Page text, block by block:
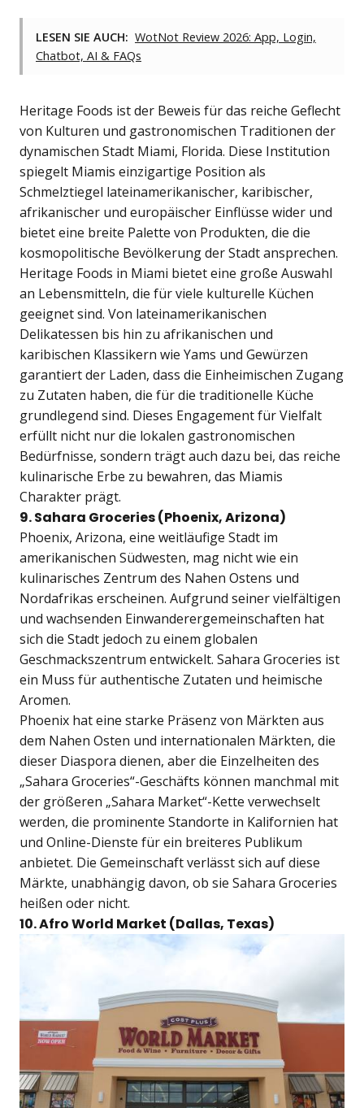
LESEN SIE AUCH: WotNot Review 2026: App, Login,
Chatbot, AI & FAQs
Heritage Foods ist der Beweis für das reiche Geflecht
von Kulturen und gastronomischen Traditionen der
dynamischen Stadt Miami, Florida. Diese Institution
spiegelt Miamis einzigartige Position als
Schmelztiegel lateinamerikanischer, karibischer,
afrikanischer und europäischer Einflüsse wider und
bietet eine breite Palette von Produkten, die die
kosmopolitische Bevölkerung der Stadt ansprechen.
Heritage Foods in Miami bietet eine große Auswahl
an Lebensmitteln, die für viele kulturelle Küchen
geeignet sind. Von lateinamerikanischen
Delikatessen bis hin zu afrikanischen und
karibischen Klassikern wie Yams und Gewürzen
garantiert der Laden, dass die Einheimischen Zugang
zu Zutaten haben, die für die traditionelle Küche
grundlegend sind. Dieses Engagement für Vielfalt
erfüllt nicht nur die lokalen gastronomischen
Bedürfnisse, sondern trägt auch dazu bei, das reiche
kulinarische Erbe zu bewahren, das Miamis
Charakter prägt.
9. Sahara Groceries (Phoenix, Arizona)
Phoenix, Arizona, eine weitläufige Stadt im
amerikanischen Südwesten, mag nicht wie ein
kulinarisches Zentrum des Nahen Ostens und
Nordafrikas erscheinen. Aufgrund seiner vielfältigen
und wachsenden Einwanderergemeinschaften hat
sich die Stadt jedoch zu einem globalen
Geschmackszentrum entwickelt. Sahara Groceries ist
ein Muss für authentische Zutaten und heimische
Aromen.
Phoenix hat eine starke Präsenz von Märkten aus
dem Nahen Osten und internationalen Märkten, die
dieser Diaspora dienen, aber die Einzelheiten des
„Sahara Groceries“-Geschäfts können manchmal mit
der größeren „Sahara Market“-Kette verwechselt
werden, die prominente Standorte in Kalifornien hat
und Online-Dienste für ein breiteres Publikum
anbietet. Die Gemeinschaft verlässt sich auf diese
Märkte, unabhängig davon, ob sie Sahara Groceries
heißen oder nicht.
10. Afro World Market (Dallas, Texas)